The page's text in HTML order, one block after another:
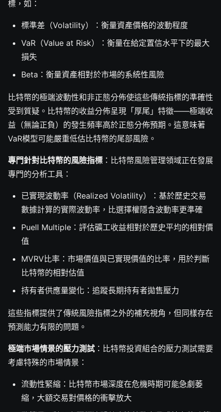
標，如：
標準差（Volatility）：衡量資產價格的波動程度
VaR（Value at Risk）：衡量在給定置信水平下的最大
損失
Beta：衡量資產相對於市場的系統性風險
比特幣的極端波動性和非正態分佈使這些傳統指標的準確性
受到質疑。比特幣的收益分佈呈現「厚尾」特徵——極端收
益（無論正負）的發生頻率高於正態分佈預期。這意味著
VaR模型可能嚴重低估比特幣的尾部風險。
專門針對比特幣的風險指標 ：比特幣風險管理領域正在發展
專門的分析工具：
已實現波動率（Realized Volatility）：基於歷史交易
數據計算的實際波動率，比選擇權隱含波動率更準確
Puell Multiple：評估礦工收益相對於歷史平均的相對價
值
MVRV比率：市場價值與已實現價值的比率，用於判斷
比特幣的相對估值
持有者供應量變化：追蹤長期持有者拋售壓力
這些指標提供了傳統風險指標之外的補充視角，但同樣存在
預測能力有限的問題。
極端市場情景的壓力測試 ：比特幣投資組合的壓力測試需要
考慮特殊的市場情景：
流動性緊縮：比特幣市場深度在危機時期可能急劇萎
縮，大額交易對價格的衝擊放大